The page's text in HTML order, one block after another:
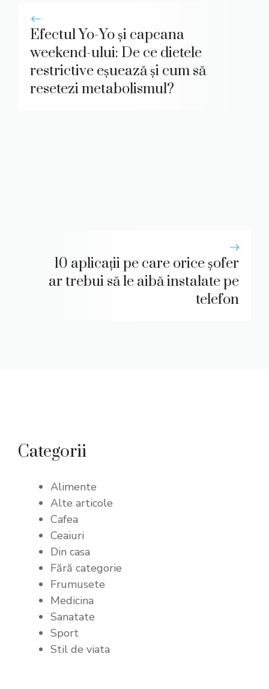
Efectul Yo-Yo și capcana
weekend-ului: De ce dietele
restrictive eșuează și cum să
resetezi metabolismul?
10 aplicații pe care orice șofer
ar trebui să le aibă instalate pe
telefon
Categorii
Alimente
Alte articole
Cafea
Ceaiuri
Din casa
Fără categorie
Frumusete
Medicina
Sanatate
Sport
Stil de viata